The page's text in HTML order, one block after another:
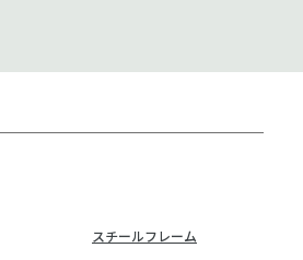
スチールフレーム